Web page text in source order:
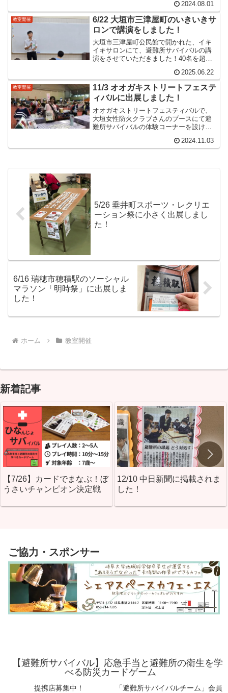
ました！華陽公民館では何度も避難所サ
バイバルを用いた防災教室を開催してお
り、小学校高学年、...
2024.08.01
教室開催
6/22 大垣市三津屋町のいきいきサ
ロンで講演をしました！
大垣市三津屋町公民館で開かれた、イキ
イキサロンにて、避難所サバイバルの講
演をさせていただきました！40名を超え
する考え方や、薬剤師として災害時に持
ち出して欲しいものなどをお伝えしまし
た。講演後は防災の質問...
2025.06.22
教室開催
11/3 オオガキストリートフェステ
ィバルに出展しました！
オオガキストリートフェスティバルで、
大垣女性防火クラブさんのブースにて避
難所サバイバルの体験コーナーを設けさ
ラブの皆さんと一緒に子供達に教える練
習をしました！
2024.11.03
5/26 垂井町スポーツ・レクリエ
ーション祭に小さく出展しまし
た！
6/16 瑞穂市穂積駅のソーシャル
マラソン「明時祭」に出展しま
した！
ホーム 教室開催
新着記事
【7/26】カードでまなぶ！ぼ
うさいチャンピオン決定戦
12/10 中日新聞に掲載されま
した！
ご協力・スポンサー
【避難所サバイバル】応急手当と避難所の衛生を学
べる防災カードゲーム
提携店募集中！ 「避難所サバイバルチーム」会員